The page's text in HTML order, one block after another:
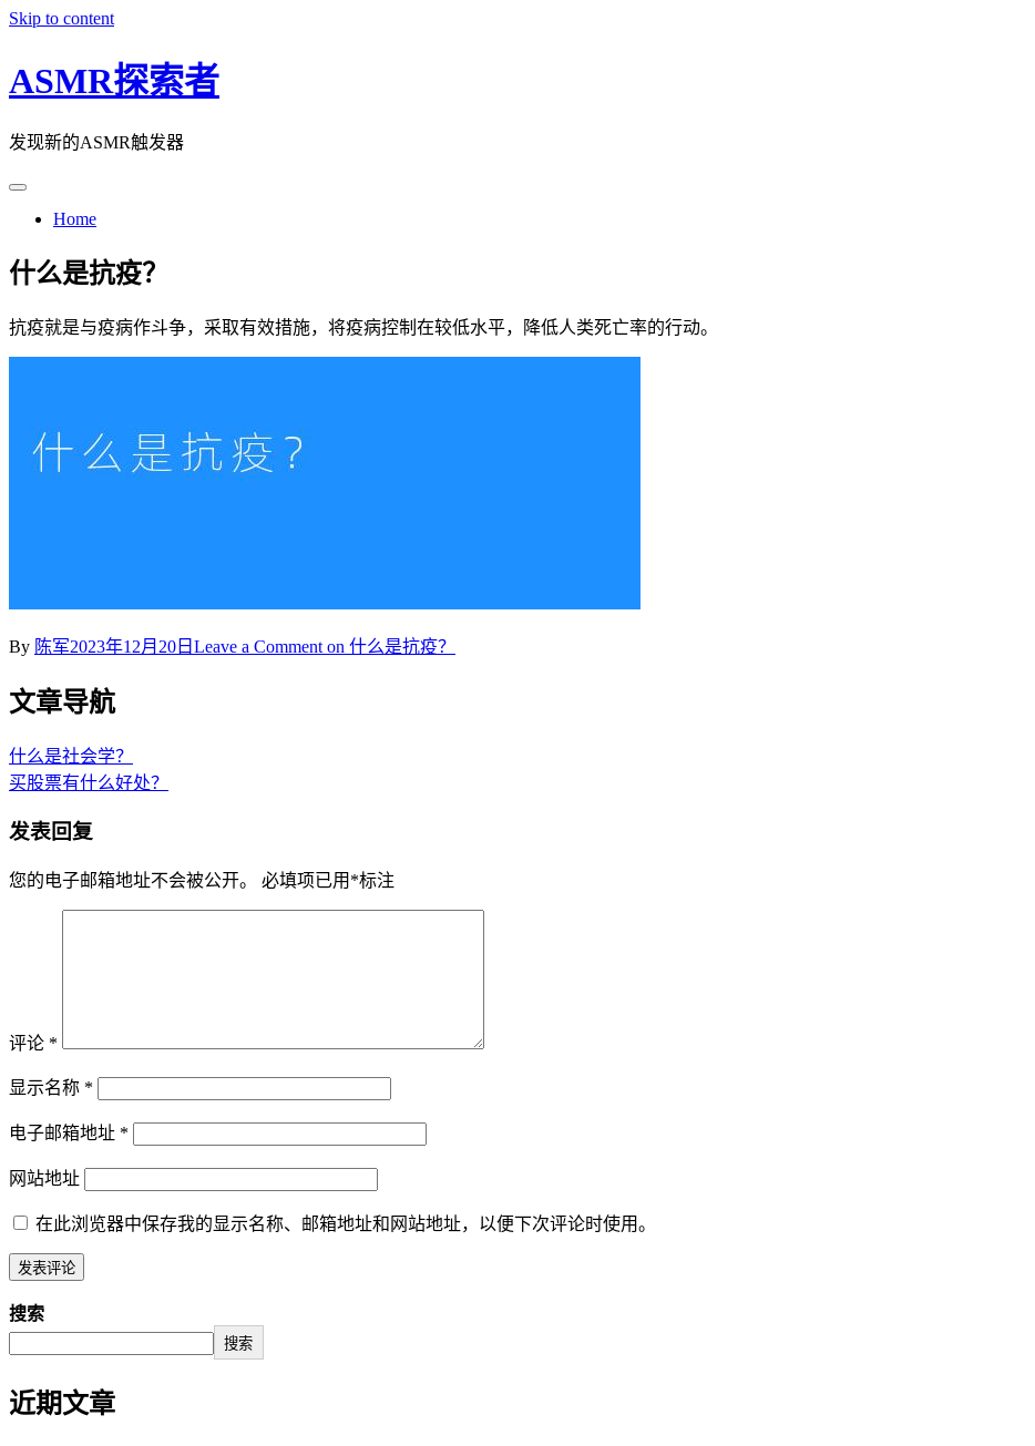
Skip to content
ASMR探索者
发现新的ASMR触发器
Home
什么是抗疫？
抗疫就是与疫病作斗争，采取有效措施，将疫病控制在较低水平，降低人类死亡率的行动。
By 陈军2023年12月20日 Leave a Comment on 什么是抗疫？
文章导航
什么是社会学？
买股票有什么好处？
发表回复
您的电子邮箱地址不会被公开。 必填项已用 *标注
评论 *
显示名称 *
电子邮箱地址 *
网站地址
在此浏览器中保存我的显示名称、邮箱地址和网站地址，以便下次评论时使用。
搜索
搜索
近期文章